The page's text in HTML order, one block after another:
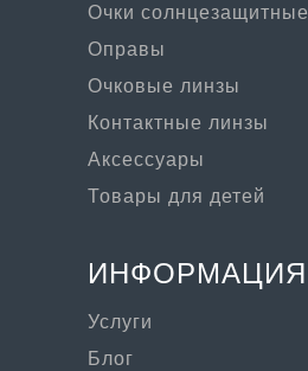
Очки солнцезащитные
Очковые линзы
Оправы
Контактные линзы
Аксессуары
Товары для детей
ИНФОРМАЦИЯ
Услуги
Блог